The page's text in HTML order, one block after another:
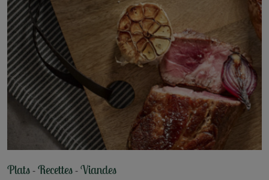
Plats-Recettes-Viandes